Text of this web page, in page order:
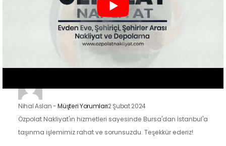
-Müşteri Yorumları2 Şubat 2024
Özpolat Nakliyat ile çalışmak, Gaziantep'ten Ankara'ya
taşınma işlemimizi oldukça kolaylaştırdı. Eşyalarımızı dikkatle
Nihal Aslan-Müşteri Yorumları2 Şubat 2024
Özpolat Nakliyat'ın hizmetleri sayesinde Bursa'dan İstanbul'a
taşınma işlemimiz rahat ve sorunsuzdu. Teşekkür ederiz!